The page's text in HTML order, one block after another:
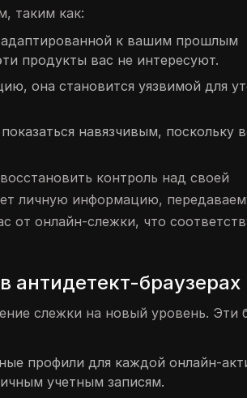
таким как:
к вашим прошлым
продукты вас не интересуют.
она становится уязвимой для
навязчивым, поскольку
контроль над своей
личную информацию,
онлайн-слежки, что
антидетект-браузерах
слежки на новый уровень. Эти
профили для каждой онлайн-
учетным записям.